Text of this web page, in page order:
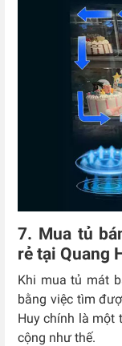
7. Mua tủ
rẻ tại Quang
Khi mua tủ mát
bằng việc tìm
Huy chính là một
cộng như thế.